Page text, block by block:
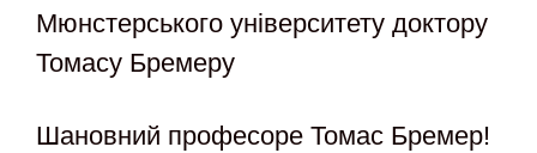
Мюнстерського університету доктору
Томасу Бремеру
Шановний професоре Томас Бремер!